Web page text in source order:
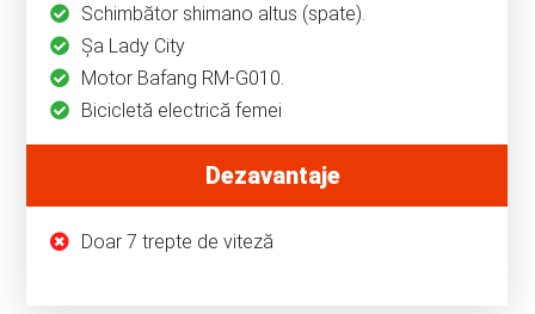
Schimbător shimano altus (spate).
Șa Lady City
Motor Bafang RM-G010.
Bicicletă electrică femei
Dezavantaje
Doar 7 trepte de viteză